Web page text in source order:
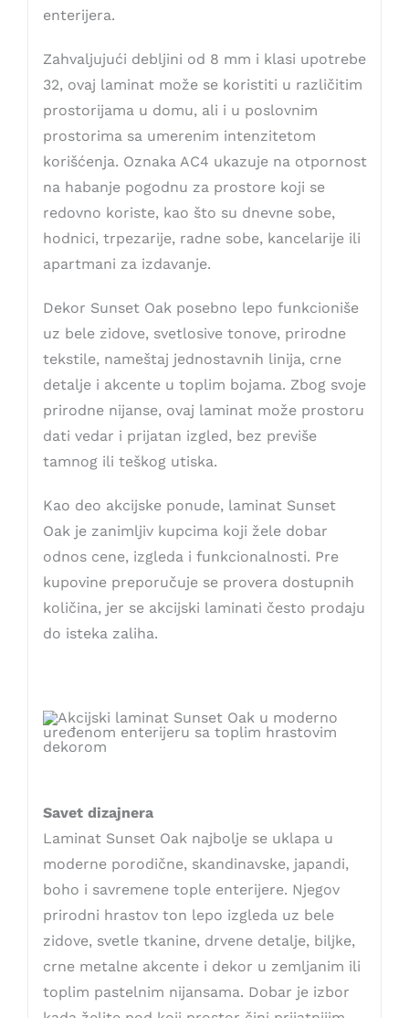
enterijera.
Zahvaljujući debljini od 8 mm i klasi upotrebe
32, ovaj laminat može se koristiti u različitim
prostorijama u domu, ali i u poslovnim
prostorima sa umerenim intenzitetom
korišćenja. Oznaka AC4 ukazuje na otpornost
na habanje pogodnu za prostore koji se
redovno koriste, kao što su dnevne sobe,
hodnici, trpezarije, radne sobe, kancelarije ili
apartmani za izdavanje.
Dekor Sunset Oak posebno lepo funkcioniše
uz bele zidove, svetlosive tonove, prirodne
tekstile, nameštaj jednostavnih linija, crne
detalje i akcente u toplim bojama. Zbog svoje
prirodne nijanse, ovaj laminat može prostoru
dati vedar i prijatan izgled, bez previše
tamnog ili teškog utiska.
Kao deo akcijske ponude, laminat Sunset
Oak je zanimljiv kupcima koji žele dobar
odnos cene, izgleda i funkcionalnosti. Pre
kupovine preporučuje se provera dostupnih
količina, jer se akcijski laminati često prodaju
do isteka zaliha.
Savet dizajnera
Laminat Sunset Oak najbolje se uklapa u
moderne porodične, skandinavske, japandi,
boho i savremene tople enterijere. Njegov
prirodni hrastov ton lepo izgleda uz bele
zidove, svetle tkanine, drvene detalje, biljke,
crne metalne akcente i dekor u zemljanim ili
toplim pastelnim nijansama. Dobar je izbor